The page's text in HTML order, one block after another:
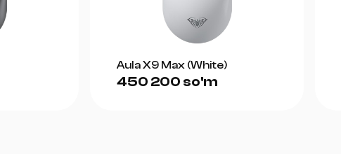
Aula X9 Max (White)
450 200 so'm